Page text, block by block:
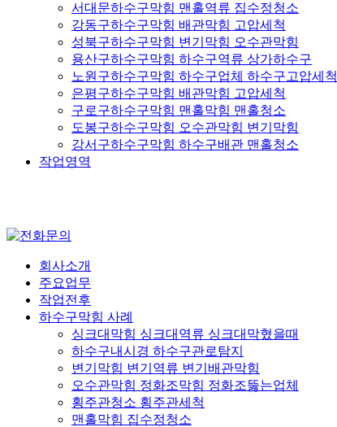
서대문하수구막힘 맨홀역류 집수정청소
강동구하수구막힘 배관막힘 고압세척
성북구하수구막힘 변기막힘 오수관막힘
용산구하수구막힘 하수구역류 상가하수구
노원구하수구막힘 하수구업체 하수구고압세척
은평구하수구막힘 배관막힘 고압세척
구로구하수구막힘 맨홀막힘 맨홀청소
도봉구하수구막힘 오수관막힘 변기막힘
강서구하수구막힘 하수구배관 맨홀청소
작업영역
회사소개
주요업무
작업전후
하수구막힘 사례
싱크대막힘 싱크대역류 싱크대막혔을때
하수구내시경 하수구관로탐지
변기막힘 변기역류 변기배관막힘
오수관막힘 정화조막힘 정화조뚫는업체
횡주관청소 횡주관세척
맨홀막힘 집수정청소